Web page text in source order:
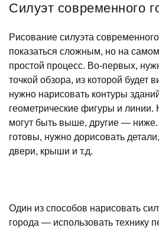
Силуэт современного
Рисование силуэта
показаться сложным, но на
простой процесс. Во-первых,
точкой обзора, из которой будет
нужно нарисовать контуры
геометрические фигуры и линии.
могут быть выше, другие — ниже.
готовы, нужно дорисовать
двери, крыши и т.д.
Один из способов нарисовать
города — использовать технику